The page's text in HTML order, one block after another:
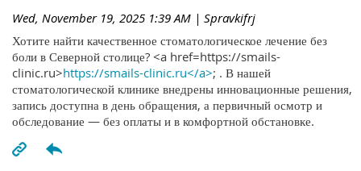
Wed, November 19, 2025 1:39 AM | Spravkifrj
Хотите найти качественное стоматологическое лечение без
боли в Северной столице? <a href=https://smails-
clinic.ru>https://smails-clinic.ru</a>; . В нашей
стоматологической клинике внедрены инновационные решения,
запись доступна в день обращения, а первичный осмотр и
обследование — без оплаты и в комфортной обстановке.